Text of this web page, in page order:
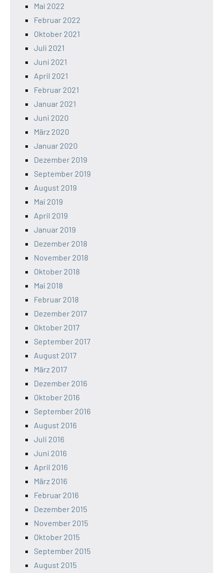
Mai 2022
Februar 2022
Oktober 2021
Juli 2021
Juni 2021
April 2021
Februar 2021
Januar 2021
Juni 2020
März 2020
Januar 2020
Dezember 2019
September 2019
August 2019
Mai 2019
April 2019
Januar 2019
Dezember 2018
November 2018
Oktober 2018
Mai 2018
Februar 2018
Dezember 2017
Oktober 2017
September 2017
August 2017
März 2017
Dezember 2016
Oktober 2016
September 2016
August 2016
Juli 2016
Juni 2016
April 2016
März 2016
Februar 2016
Dezember 2015
November 2015
Oktober 2015
September 2015
August 2015